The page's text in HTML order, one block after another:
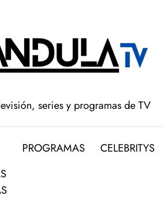
series y programas de TV
PROGRAMAS CELEBRITYS